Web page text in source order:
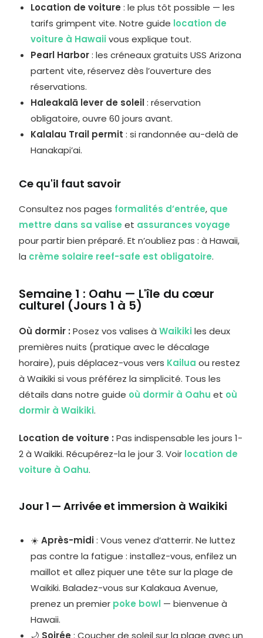
Location de voiture : le plus tôt possible — les
tarifs grimpent vite. Notre guide location de
voiture à Hawaiivous explique tout.
Pearl Harbor: les créneaux gratuits USS Arizona
partent vite, réservez dès l’ouverture des
réservations.
Haleakalā lever de soleil: réservation
obligatoire, ouvre 60 jours avant.
Kalalau Trail permit : si randonnée au-delà de
Hanakapi’ai.
Ce qu'il faut savoir
Consultez nos pages formalités d’entrée, que
mettre dans sa valise et assurances voyage
pour partir bien préparé. Et n’oubliez pas : à Hawaii,
la crème solaire reef-safe est obligatoire.
Semaine 1 : Oahu — L'île du cœur
culturel (Jours 1 à 5)
Où dormir : Posez vos valises àWaikikiles deux
premières nuits (pratique avec le décalage
horaire), puis déplacez-vous vers Kailua ou restez
à Waikiki si vous préférez la simplicité. Tous les
détails dans notre guide où dormir à Oahu et où
dormir à Waikiki.
Location de voiture : Pas indispensable les jours 1-
2 à Waikiki. Récupérez-la le jour 3. Voir location de
voiture à Oahu.
Jour 1 — Arrivée et immersion à Waikiki
☀️Après-midi: Vous venez d’atterrir. Ne luttez
pas contre la fatigue : installez-vous, enfilez un
maillot et allez piquer une tête sur la plage de
Waikiki. Baladez-vous sur Kalakaua Avenue,
prenez un premier poke bowl — bienvenue à
Hawaii.
🌙 Soirée : Coucher de soleil sur la plage avec un